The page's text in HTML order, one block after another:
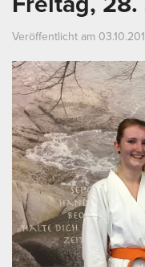
Veröffentlicht am